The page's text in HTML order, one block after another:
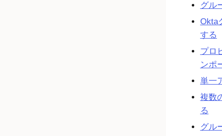
グル
Okta
する
プロ
ンポ
単一
複数
る
グル